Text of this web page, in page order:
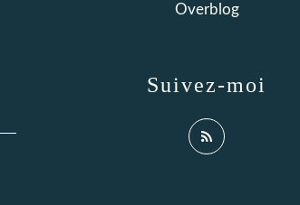
Suivez-moi
Overblog